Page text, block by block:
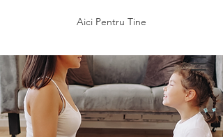
Aici Pentru Tine